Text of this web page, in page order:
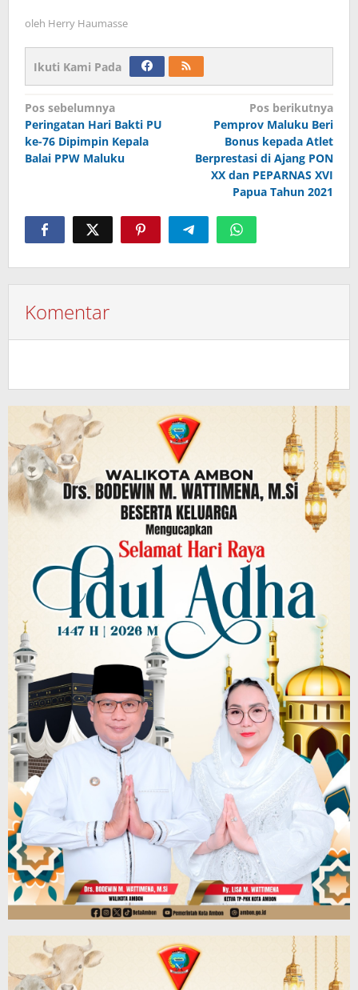
oleh Herry Haumasse
Ikuti Kami Pada
Navigasi
pos
Pos sebelumnya
Peringatan Hari Bakti PU
ke-76 Dipimpin Kepala
Balai PPW Maluku
Pos berikutnya
Pemprov Maluku Beri
Bonus kepada Atlet
Berprestasi di Ajang PON
XX dan PEPARNAS XVI
Papua Tahun 2021
Komentar